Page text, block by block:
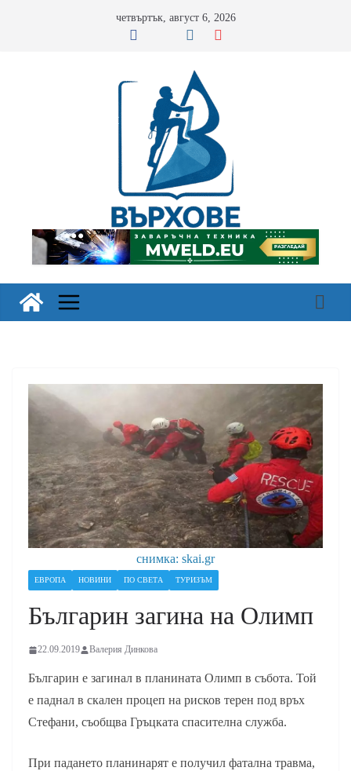
четвъртък, август 6, 2026
снимка: skai.gr
ЕВРОПА НОВИНИ ПО СВЕТА ТУРИЗЪМ
Българин загина на Олимп
22.09.2019 Валерия Динкова
Българин е загинал в планината Олимп в събота. Той
е паднал в скален процеп на рисков терен под връх
Стефани, съобщва Гръцката спасителна служба.
При падането планинарят е получил фатална травма,